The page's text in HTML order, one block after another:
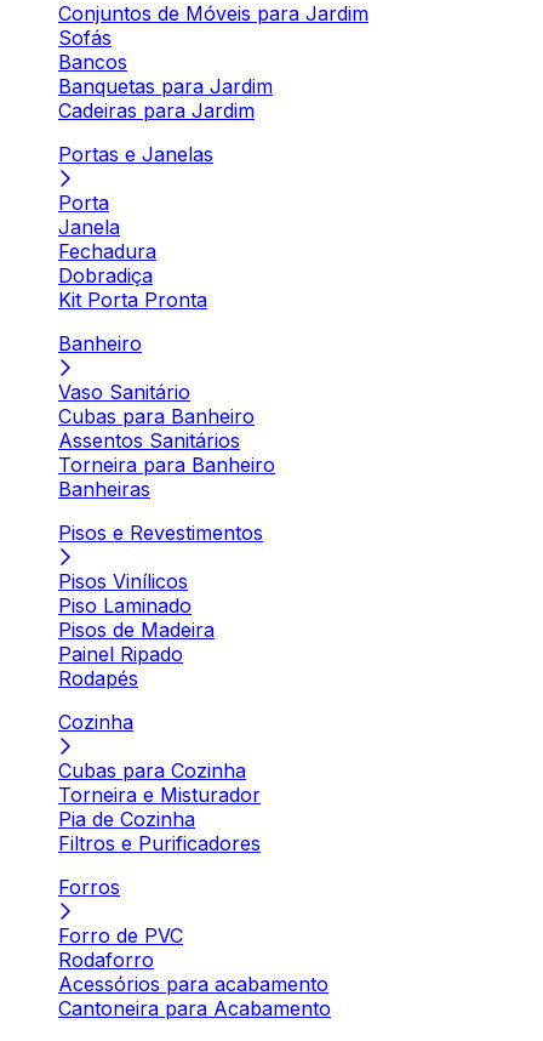
Conjuntos de Móveis para Jardim
Sofás
Bancos
Banquetas para Jardim
Cadeiras para Jardim
Portas e Janelas
Porta
Janela
Fechadura
Dobradiça
Kit Porta Pronta
Banheiro
Vaso Sanitário
Cubas para Banheiro
Assentos Sanitários
Torneira para Banheiro
Banheiras
Pisos e Revestimentos
Pisos Vinílicos
Piso Laminado
Pisos de Madeira
Painel Ripado
Rodapés
Cozinha
Cubas para Cozinha
Torneira e Misturador
Pia de Cozinha
Filtros e Purificadores
Forros
Forro de PVC
Rodaforro
Acessórios para acabamento
Cantoneira para Acabamento